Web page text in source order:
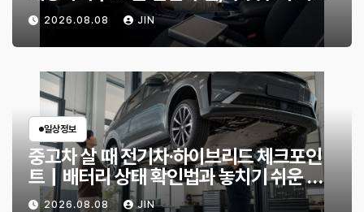
할까?
2026.08.08 JIN
일상정보
중고차 살 때 전기차·하이브리드 체크포인
트｜배터리 상태 확인법과 놓치기 쉬운 위
험 신호
2026.08.08 JIN